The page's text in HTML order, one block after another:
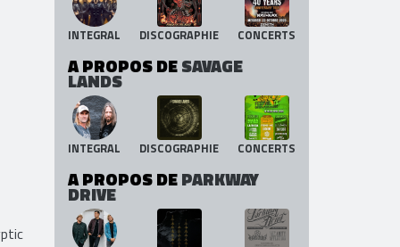
INTEGRAL DISCOGRAPHIE CONCERTS
A PROPOS DESAVAGE
LANDS
INTEGRAL DISCOGRAPHIE CONCERTS
A PROPOS DEPARKWAY
DRIVE